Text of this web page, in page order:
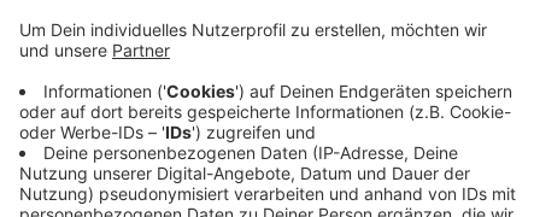
Anzeige
Das hat die Stadt Mettmann jetzt mitgeteilt. Sie hat
auf ihrer Homepage alle wichtigen Nummern
aufgelistet. Zudem gibt es für medizinische Fragen